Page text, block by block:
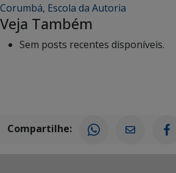
Corumbá, Escola da Autoria
Veja Também
Sem posts recentes disponíveis.
Compartilhe: